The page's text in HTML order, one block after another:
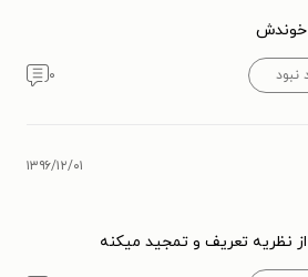
خوندش
نبود ۰
۱۳۹۶/۱۲/۰۱
نظریه تعریف و تمجید میکنه